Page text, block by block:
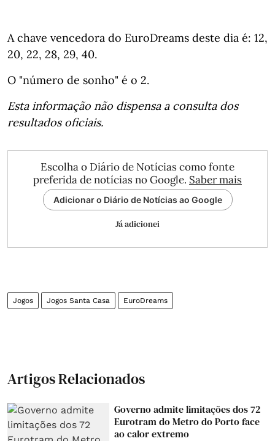
A chave vencedora do EuroDreams deste dia é: 12,
20, 22, 28, 29, 40.
O "número de sonho" é o 2.
Esta informação não dispensa a consulta dos
resultados oficiais.
Escolha o Diário de Notícias como fonte
preferida de notícias no Google. Saber mais
Adicionar o Diário de Notícias ao Google
Já adicionei
Jogos Jogos Santa Casa EuroDreams
Artigos Relacionados
Governo admite limitações dos 72
Eurotram do Metro do Porto face
ao calor extremo